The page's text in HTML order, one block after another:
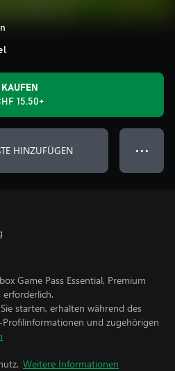
KAUFEN
15.50+
HINZUFÜGEN ● ● ●
Game Pass Essential, Premium
erforderlich.
starten, erhalten während des
und zugehörigen
Weitere Informationen